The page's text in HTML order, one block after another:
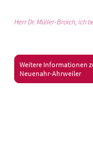
Herr Dr. Müller-Broich, ich
Weitere Informationen
Neuenahr-Ahrweiler